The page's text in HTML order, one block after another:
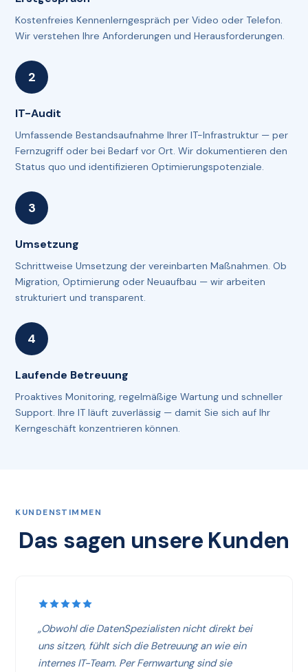
Kostenfreies Kennenlerngespräch per Video oder Telefon.
Wir verstehen Ihre Anforderungen und Herausforderungen.
IT-Audit
Umfassende Bestandsaufnahme Ihrer IT-Infrastruktur — per
Fernzugriff oder bei Bedarf vor Ort. Wir dokumentieren den
Status quo und identifizieren Optimierungspotenziale.
Umsetzung
Schrittweise Umsetzung der vereinbarten Maßnahmen. Ob
Migration, Optimierung oder Neuaufbau — wir arbeiten
strukturiert und transparent.
Laufende Betreuung
Proaktives Monitoring, regelmäßige Wartung und schneller
Support. Ihre IT läuft zuverlässig — damit Sie sich auf Ihr
Kerngeschäft konzentrieren können.
KUNDENSTIMMEN
Das sagen unsere Kunden
„Obwohl die DatenSpezialisten nicht direkt bei
uns sitzen, fühlt sich die Betreuung an wie ein
internes IT-Team. Per Fernwartung sind sie